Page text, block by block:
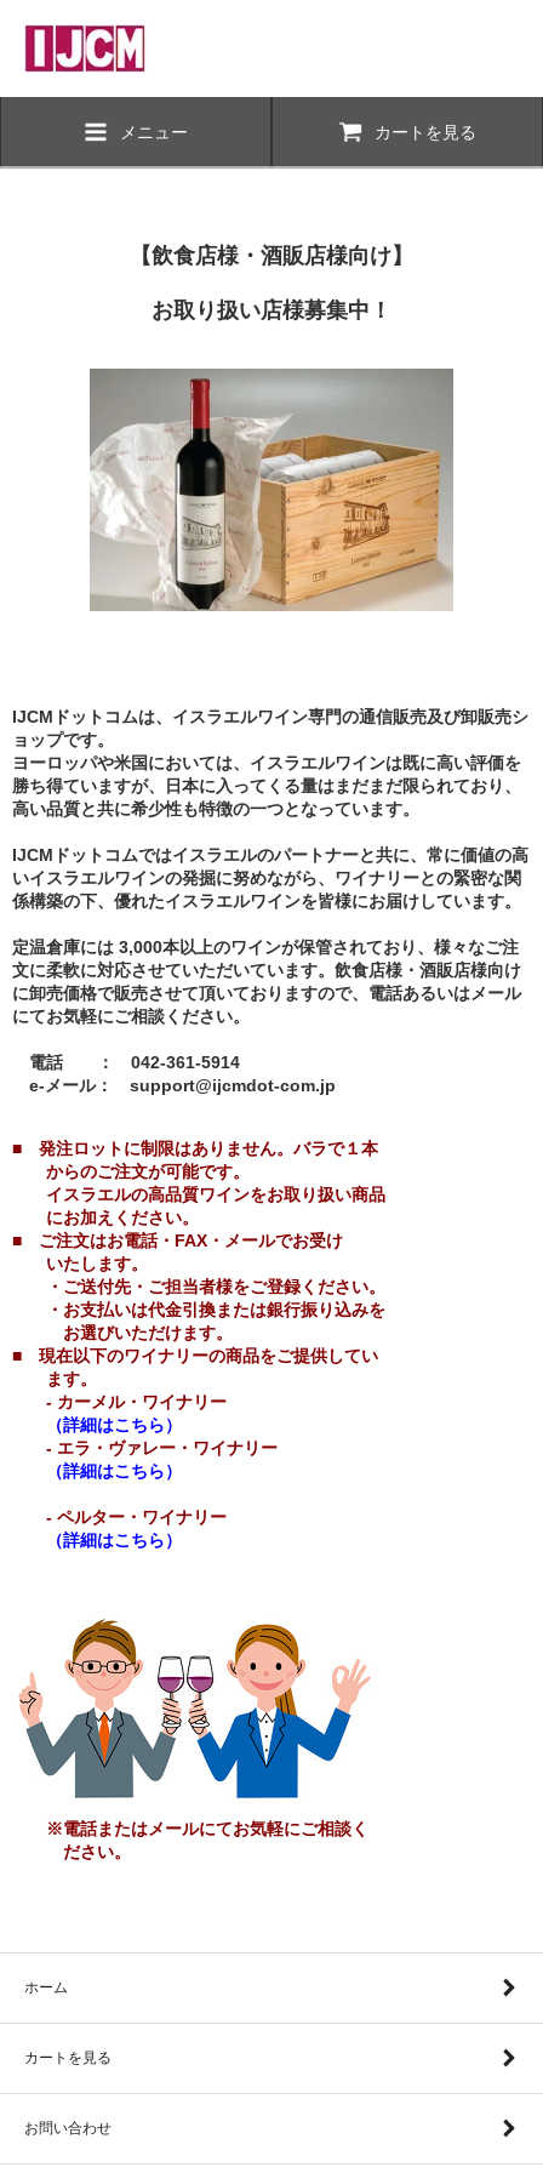
メニュー カートを見る
【飲食店様・酒販店様向け】
お取り扱い店様募集中！
IJCMドットコムは、イスラエルワイン専門の通信販売及び卸販売シ
ョップです。
ヨーロッパや米国においては、イスラエルワインは既に高い評価を
勝ち得ていますが、日本に入ってくる量はまだまだ限られており、
高い品質と共に希少性も特徴の一つとなっています。
IJCMドットコムではイスラエルのパートナーと共に、常に価値の高
いイスラエルワインの発掘に努めながら、ワイナリーとの緊密な関
係構築の下、優れたイスラエルワインを皆様にお届けしています。
定温倉庫には 3,000本以上のワインが保管されており、様々なご注
文に柔軟に対応させていただいています。飲食店様・酒販店様向け
に卸売価格で販売させて頂いておりますので、電話あるいはメール
にてお気軽にご相談ください。
電話 ： 042-361-5914
e-メール： support@ijcmdot-com.jp
■ 発注ロットに制限はありません。バラで１本
からのご注文が可能です。
イスラエルの高品質ワインをお取り扱い商品
にお加えください。
■ ご注文はお電話・FAX・メールでお受け
いたします。
・ご送付先・ご担当者様をご登録ください。
・お支払いは代金引換または銀行振り込みを
お選びいただけます。
■ 現在以下のワイナリーの商品をご提供してい
ます。
- カーメル・ワイナリー
（詳細はこちら）
- エラ・ヴァレー・ワイナリー
（詳細はこちら）
- ペルター・ワイナリー
（詳細はこちら）
※電話またはメールにてお気軽にご相談く
ださい。
ホーム
カートを見る
お問い合わせ